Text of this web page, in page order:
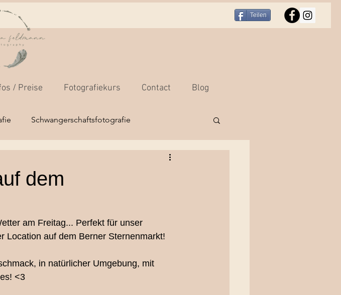
Teilen
/ Preise Fotografiekurs Contact Blog
Schwangerschaftsfotografie
Portraitfotografie
Pferdefotografie Menschtierfotografie
dem
am Freitag... Perfekt für unser
Location auf dem Berner Sternenmarkt!
in natürlicher Umgebung, mit
<3